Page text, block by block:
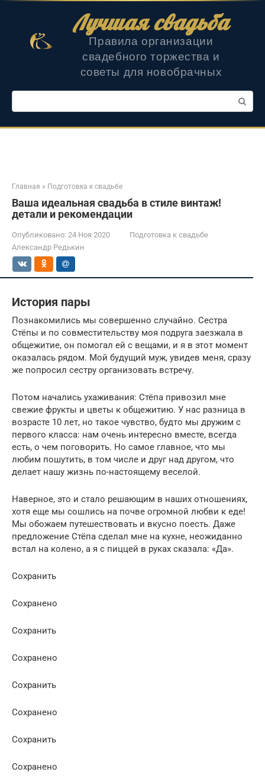
Лучшая свадьба
Правила организации
свадебного торжества и
советы для новобрачных
Поиск:
Главная » Подготовка к свадьбе
Ваша идеальная свадьба в стиле винтаж!
детали и рекомендации
Опубликовано: 24 Ноя 2020
Подготовка к свадьбе
Александр Редькин
История пары
Познакомились мы совершенно случайно. Сестра
Стёпы и по совместительству моя подруга заезжала в
общежитие, он помогал ей с вещами, и я в этот момент
оказалась рядом. Мой будущий муж, увидев меня, сразу
же попросил сестру организовать встречу.
Потом начались ухаживания: Стёпа привозил мне
свежие фрукты и цветы к общежитию. У нас разница в
возрасте 10 лет, но такое чувство, будто мы дружим с
первого класса: нам очень интересно вместе, всегда
есть, о чем поговорить. Но самое главное, что мы
любим пошутить, в том числе и друг над другом, что
делает нашу жизнь по-настоящему веселой.
Наверное, это и стало решающим в наших отношениях,
хотя еще мы сошлись на почве огромной любви к еде!
Мы обожаем путешествовать и вкусно поесть. Даже
предложение Стёпа сделал мне на кухне, неожиданно
встал на колено, а я с пиццей в руках сказала: «Да».
Сохранить
Сохранено
Сохранить
Сохранено
Сохранить
Сохранено
Сохранить
Сохранено